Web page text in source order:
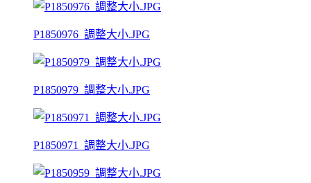
P1850976_調整大小.JPG
P1850979_調整大小.JPG
P1850971_調整大小.JPG